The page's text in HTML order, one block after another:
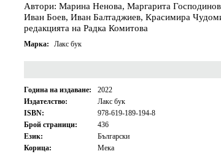
Автори: Марина Ненова, Маргарита
Иван Боев, Иван Балтаджиев, Красимира
редакцията на Радка Комитова
Марка: Лакс бук
Година на издаване:
2022
Издателство:
Лакс бук
ISBN:
978-619-189-194-8
Брой страници:
436
Език:
Български
Корица:
Мека